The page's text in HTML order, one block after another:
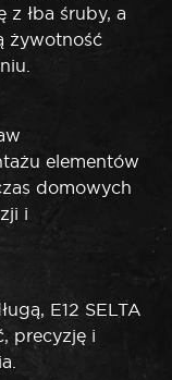
z łba śruby, a
żywotność
elementów
domowych
i
E12 SELTA
precyzję i